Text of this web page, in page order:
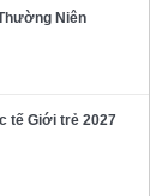
Niên
tế Giới trẻ 2027